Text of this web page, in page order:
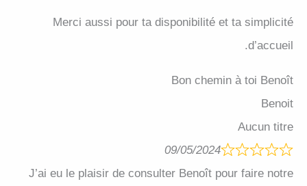
Merci aussi pour ta disponibilité et ta simplicité
d’accueil.
Bon chemin à toi Benoît
Benoit
Aucun titre
09/05/2024
J’ai eu le plaisir de consulter Benoît pour faire notre